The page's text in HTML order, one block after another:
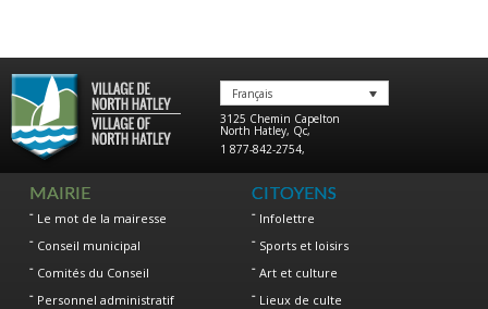
Français
3125 Chemin Capelton
North Hatley, Qc,
1 877-842-2754,
MAIRIE
Le mot de la mairesse
Conseil municipal
Comités du Conseil
Personnel administratif
CITOYENS
Infolettre
Sports et loisirs
Art et culture
Lieux de culte